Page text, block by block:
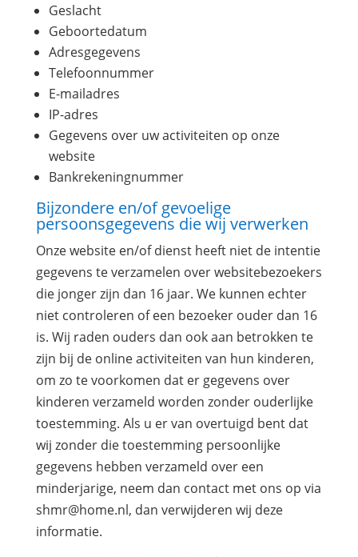
Geslacht
Geboortedatum
Adresgegevens
Telefoonnummer
E-mailadres
IP-adres
Gegevens over uw activiteiten op onze
website
Bankrekeningnummer
Bijzondere en/of gevoelige
persoonsgegevens die wij verwerken
Onze website en/of dienst heeft niet de intentie
gegevens te verzamelen over websitebezoekers
die jonger zijn dan 16 jaar. We kunnen echter
niet controleren of een bezoeker ouder dan 16
is. Wij raden ouders dan ook aan betrokken te
zijn bij de online activiteiten van hun kinderen,
om zo te voorkomen dat er gegevens over
kinderen verzameld worden zonder ouderlijke
toestemming. Als u er van overtuigd bent dat
wij zonder die toestemming persoonlijke
gegevens hebben verzameld over een
minderjarige, neem dan contact met ons op via
shmr@home.nl, dan verwijderen wij deze
informatie.